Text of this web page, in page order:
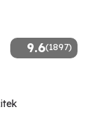
9.6(1897)